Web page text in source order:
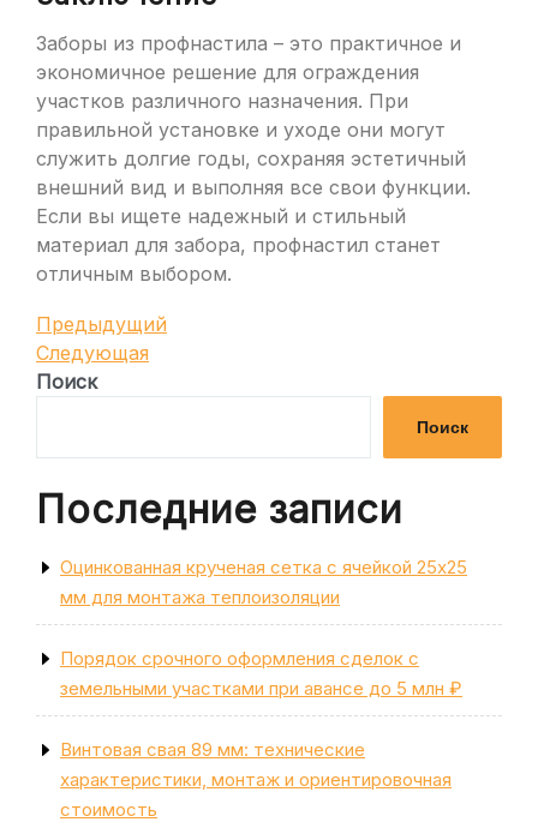
Заборы из профнастила – это практичное и
экономичное решение для ограждения
участков различного назначения. При
правильной установке и уходе они могут
служить долгие годы, сохраняя эстетичный
внешний вид и выполняя все свои функции.
Если вы ищете надежный и стильный
материал для забора, профнастил станет
отличным выбором.
Навигация
по
записям
Предыдущая
запись
Предыдущий
Следующая
запись
Следующая
Поиск
Поиск
Последние записи
Оцинкованная крученая сетка с ячейкой 25х25
мм для монтажа теплоизоляции
Порядок срочного оформления сделок с
земельными участками при авансе до 5 млн ₽
Винтовая свая 89 мм: технические
характеристики, монтаж и ориентировочная
стоимость